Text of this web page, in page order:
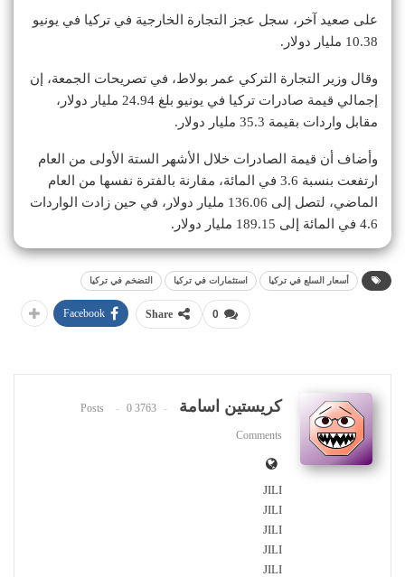
على صعيد آخر، سجل عجز التجارة الخارجية في تركيا في يونيو
10.38 مليار دولار.
وقال وزير التجارة التركي عمر بولاط، في تصريحات الجمعة، إن
إجمالي قيمة صادرات تركيا في يونيو بلغ 24.94 مليار دولار،
مقابل واردات بقيمة 35.3 مليار دولار.
وأضاف أن ‌قيمة ⁠الصادرات خلال الأشهر الستة الأولى من العام
ارتفعت بنسبة 3.6 في المائة، مقارنة بالفترة ⁠نفسها من العام
الماضي، لتصل إلى 136.06 مليار ⁠دولار، في حين زادت الواردات
4.6 في المائة إلى 189.15 مليار دولار.
أسعار السلع في تركيا استثمارات في تركيا التضخم في تركيا
0
Share
Facebook
كريستين اسامة 3763 Posts
0
Comments
JILI
JILI
JILI
JILI
JILI